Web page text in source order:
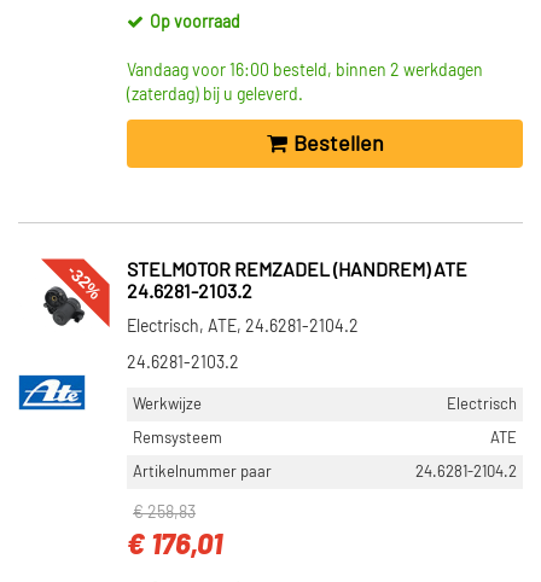
Op voorraad
Vandaag voor 16:00 besteld, binnen 2 werkdagen
(zaterdag) bij u geleverd.
Bestellen
-32%
STELMOTOR REMZADEL (HANDREM) ATE
24.6281-2103.2
Electrisch, ATE, 24.6281-2104.2
24.6281-2103.2
Werkwijze
Electrisch
Remsysteem
ATE
Artikelnummer paar
24.6281-2104.2
€ 258,83
€ 176,01